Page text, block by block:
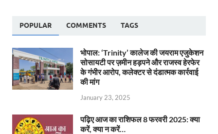
POPULAR COMMENTS TAGS
भोपाल: ‘Trinity’ कालेज की जयराम एजुकेशन
सोसायटी पर ज़मीन हड़पने और राजस्व हेरफेर
के गंभीर आरोप, कलेक्टर से दंडात्मक कार्रवाई
की मांग
January 23, 2025
पढ़िए आज का राशिफल 8 फरवरी 2025: क्या
करें, क्या न करें…